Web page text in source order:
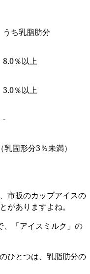
うち乳脂肪分
8.0％以上
3.0％以上
-
固形分3％未満）
市販のカップアイスの
がありますよね。
、「アイスミルク」の
ひとつは、乳脂肪分の